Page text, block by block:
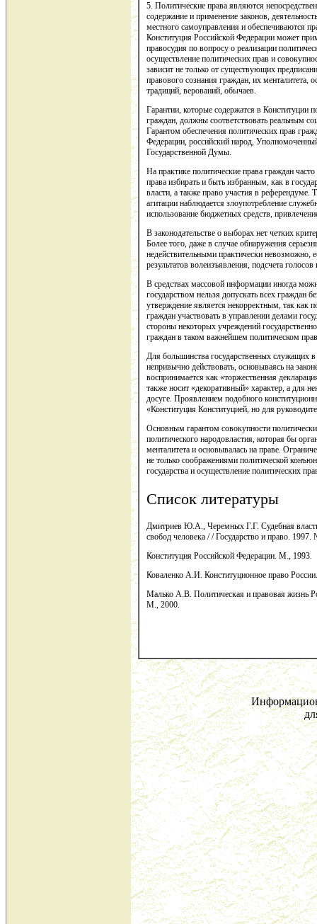
5. Политические права являются
содержание и применение законов,
местного самоуправления и обеспечиваются
Конституция Российской Федерации может
правосудия по вопросу о реализации
осуществление политических прав и
зависит не только от существующих
правового сознания граждан, их менталитета,
традиций, верований, обычаев.
Гарантии, которые содержатся в Конституции
граждан, должны соответствовать реальным
Гарантом обеспечения политических прав
Федерации, российский народ,
Государственной Думы.
На практике политические права граждан
права избирать и быть избранным, как в
власти, а также право участия в
агитации наблюдается злоупотребление
использование бюджетных средств,
В законодательстве о выборах нет четких
Более того, даже в случае обнаружения
недействительными практически невозможно,
результатов волеизъявления, подсчета
В средствах массовой информации иногда
государством нельзя допускать всех граждан
утверждение является некорректным, так как
граждан участвовать в управлении делами
стороны некоторых учреждений
граждан в таком важнейшем политическом
Для большинства государственных служащих в
непривычно действовать, основываясь на
воспринимается как «торжественная
также носит «декоративный» характер, а для
досуге. Проявлением подобного
«Конституция Конституцией, но для
Основным гарантом совокупности
политического народовластия, которая бы
менталитета и основывалась на праве.
не только соображениями политической
государства и осуществление политических
Список литературы
Дмитриев Ю.А., Черемных Г.Г. Судебная
свобод человека / / Государство и право. 1997.
Конституция Российской Федерации. М., 1993.
Коваленко А.И. Конституционное право
Малько А.В. Политическая и правовая жизнь
М., 2000.